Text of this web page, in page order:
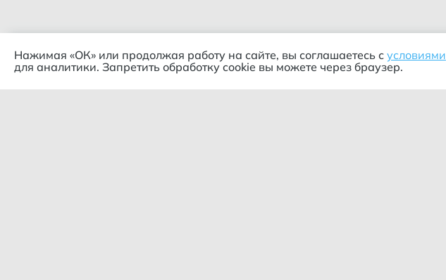
Нажимая «ОК» или продолжая работу на сайте, вы соглашаетесь с условиями
для аналитики. Запретить обработку cookie вы можете через браузер.